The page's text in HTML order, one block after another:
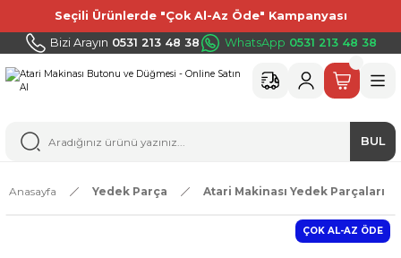
Seçili Ürünlerde "Çok Al-Az Öde" Kampanyası
Bizi Arayın 0531 213 48 38 WhatsApp 0531 213 48 38
BUL
Anasayfa Yedek Parça Atari Makinası Yedek Parçaları
ÇOK AL-AZ ÖDE